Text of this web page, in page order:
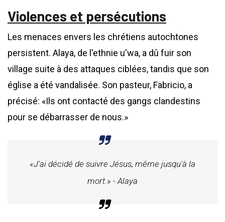
Violences et persécutions
Les menaces envers les chrétiens autochtones
persistent. Alaya, de l'ethnie u'wa, a dû fuir son
village suite à des attaques ciblées, tandis que son
église a été vandalisée. Son pasteur, Fabricio, a
précisé: «Ils ont contacté des gangs clandestins
pour se débarrasser de nous.»
«J'ai décidé de suivre Jésus, même jusqu'à la
mort.» - Alaya